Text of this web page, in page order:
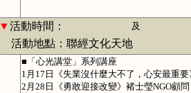
▼活動時間： 及
活動地點：聯經文化天地
■「心光講堂」系列講座
1月17日《失業沒什麼大不了，心安最重
2月28日《勇敢迎接改變》褚士瑩NGO顧問